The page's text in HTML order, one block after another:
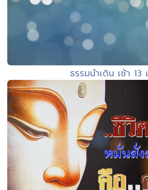
ธรรมนำเดิน เช้า